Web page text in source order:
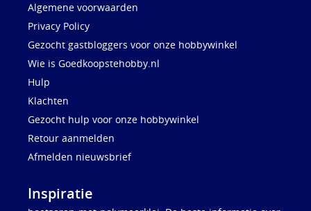
Algemene voorwaarden
Privacy Policy
Gezocht gastbloggers voor onze hobbywinkel
Wie is Goedkoopstehobby.nl
Hulp
Klachten
Gezocht hulp voor onze hobbywinkel
Retour aanmelden
Afmelden nieuwsbrief
Inspiratie